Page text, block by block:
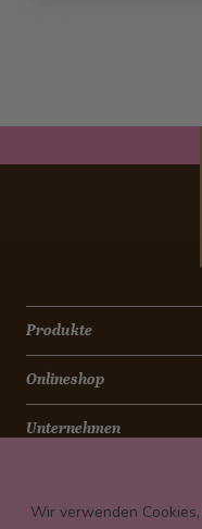
Produkte
Onlineshop
Unternehmen
Wir verwenden